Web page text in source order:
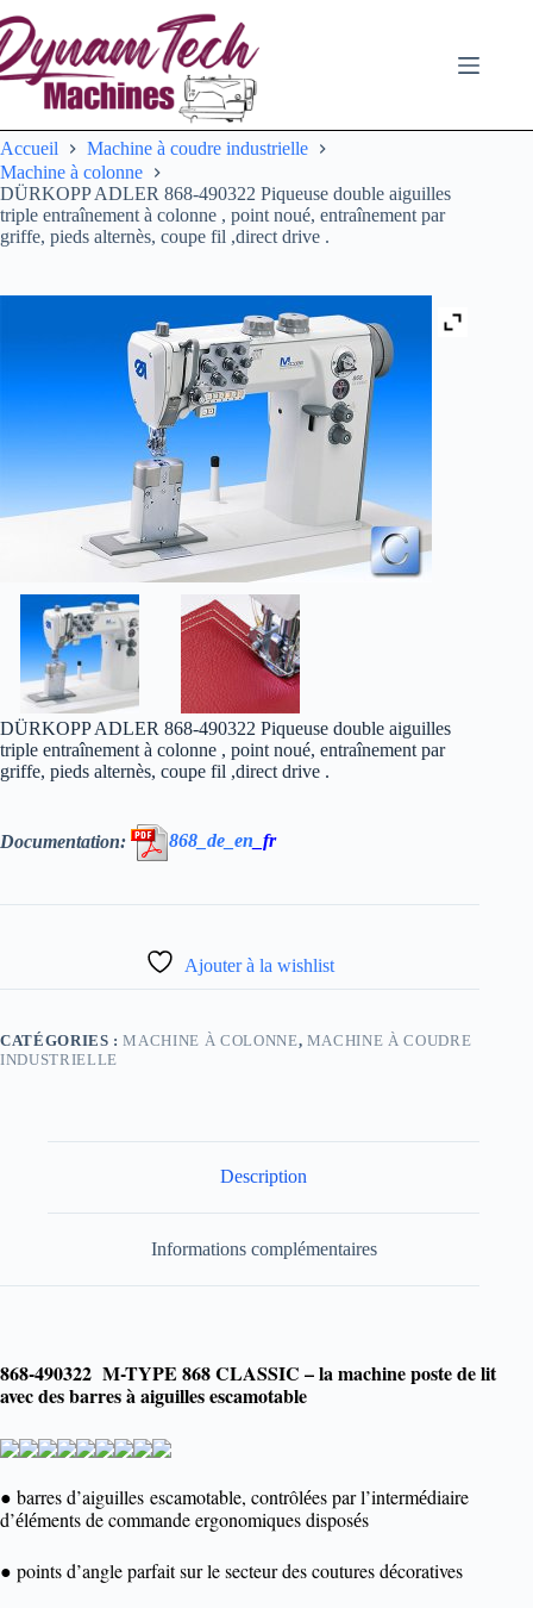
au
contenu
Accueil
Machine à coudre industrielle
Machine à colonne
DÜRKOPP ADLER 868-490322 Piqueuse double aiguilles
triple entraînement à colonne , point noué, entraînement par
griffe, pieds alternès, coupe fil ,direct drive .
DÜRKOPP ADLER 868-490322 Piqueuse double aiguilles
triple entraînement à colonne , point noué, entraînement par
griffe, pieds alternès, coupe fil ,direct drive .
Documentation: 868_de_en _fr
Ajouter à la wishlist
CATÉGORIES :MACHINE À COLONNE, MACHINE À COUDRE
INDUSTRIELLE
Description
Informations complémentaires
868-490322 M-TYPE 868 CLASSIC – la machine poste de lit
avec des barres à aiguilles escamotable
● barres d’aiguilles escamotable, contrôlées par l’intermédiaire
d’éléments de commande ergonomiques disposés
● points d’angle parfait sur le secteur des coutures décoratives